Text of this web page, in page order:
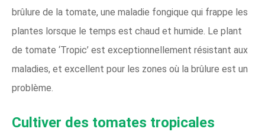
brûlure de la tomate, une maladie fongique qui frappe les
plantes lorsque le temps est chaud et humide. Le plant
de tomate ‘Tropic’ est exceptionnellement résistant aux
maladies, et excellent pour les zones où la brûlure est un
problème.
Cultiver des tomates tropicales